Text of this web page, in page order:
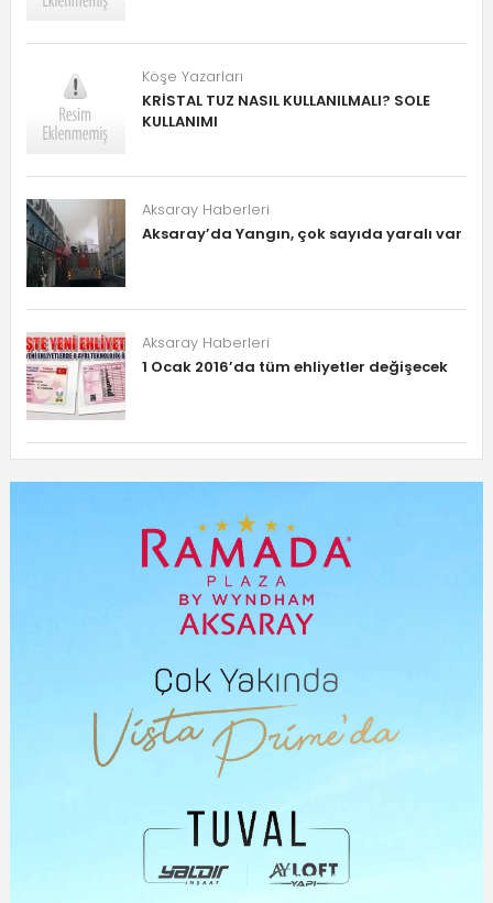
Köşe Yazarları
KRİSTAL TUZ NASIL KULLANILMALI? SOLE
KULLANIMI
Aksaray Haberleri
Aksaray’da Yangın, çok sayıda yaralı var
Aksaray Haberleri
1 Ocak 2016’da tüm ehliyetler değişecek